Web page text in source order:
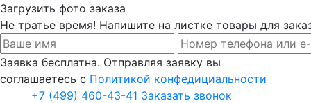
Загрузить фото заказа
Не тратье время! Напишите на листке товары для
Заявка бесплатна. Отправляя заявку вы
соглашаетесь с Политикой конфедициальности
+7 (499) 460-43-41 Заказать звонок